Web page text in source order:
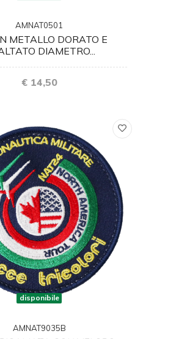
AMNAT0501
METALLO DORATO E
DIAMETRO...
€ 14,50
disponibile
AMNAT9035B